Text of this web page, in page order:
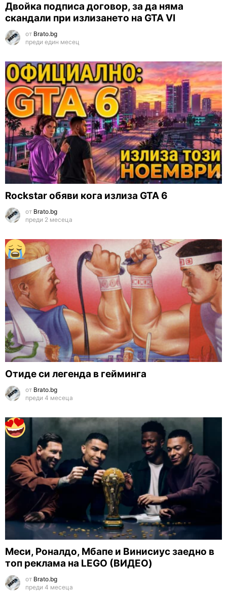
Двойка подписа договор, за да няма
скандали при излизането на GTA VI
от Brato.bg
преди един месец
Rockstar обяви кога излиза GTA 6
от Brato.bg
преди 2 месеца
Отиде си легенда в гейминга
от Brato.bg
преди 4 месеца
Меси, Роналдо, Мбапе и Винисиус заедно в
топ реклама на LEGO (ВИДЕО)
от Brato.bg
преди 4 месеца